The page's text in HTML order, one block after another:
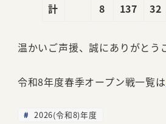
計 8 137 32
温かいご声援、誠にありがとう
令和8年度春季オープン戦一覧は
2026(令和8)年度